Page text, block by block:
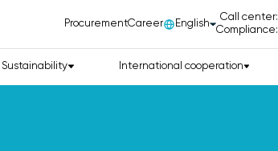
ProcurementCareer English
Call center:
Compliance:
Sustainability International cooperation